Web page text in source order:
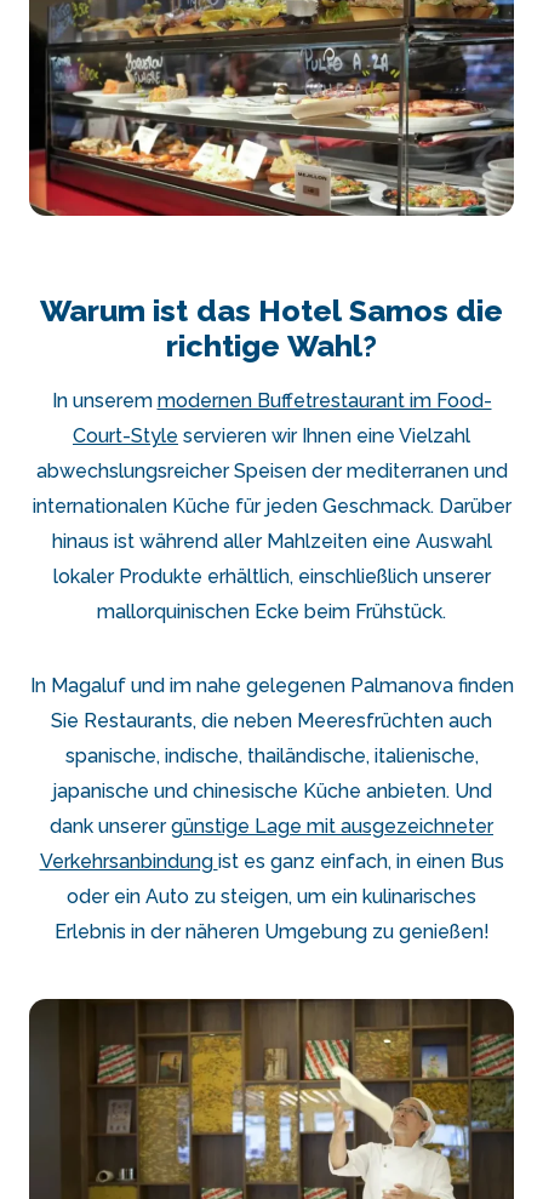
Warum ist das Hotel Samos die
richtige Wahl?
In unserem modernen Buffetrestaurant im Food-
Court-Style servieren wir Ihnen eine Vielzahl
abwechslungsreicher Speisen der mediterranen und
internationalen Küche für jeden Geschmack. Darüber
hinaus ist während aller Mahlzeiten eine Auswahl
lokaler Produkte erhältlich, einschließlich unserer
mallorquinischen Ecke beim Frühstück.
In Magaluf und im nahe gelegenen Palmanova finden
Sie Restaurants, die neben Meeresfrüchten auch
spanische, indische, thailändische, italienische,
japanische und chinesische Küche anbieten. Und
dank unserergünstige Lage mit ausgezeichneter
Verkehrsanbindung ist es ganz einfach, in einen Bus
oder ein Auto zu steigen, um ein kulinarisches
Erlebnis in der näheren Umgebung zu genießen!